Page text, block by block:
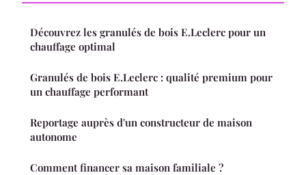
Découvrez les granulés de bois E.Leclerc pour un
chauffage optimal
Granulés de bois E.Leclerc : qualité premium pour
un chauffage performant
Reportage auprès d'un constructeur de maison
autonome
Comment financer sa maison familiale ?